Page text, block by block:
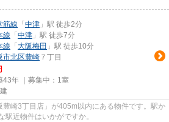
筋線 「 中津 」駅 徒歩2分
線 「 中津 」駅 徒歩7分
線 「 大阪梅田 」駅 徒歩10分
市北区豊崎 ７丁目
年 ｜募集中： 1室
豊崎3丁目店」が405m以内にある物件です。駅か
駅近物件はいかがですか。